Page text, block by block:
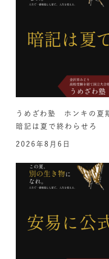
うめざわ塾 ホンキの
暗記は夏で終わらせろ
2026年8月6日